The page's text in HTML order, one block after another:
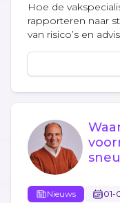
Hoe de
rapporteren naar
van risico’s en
Nieuws 01-